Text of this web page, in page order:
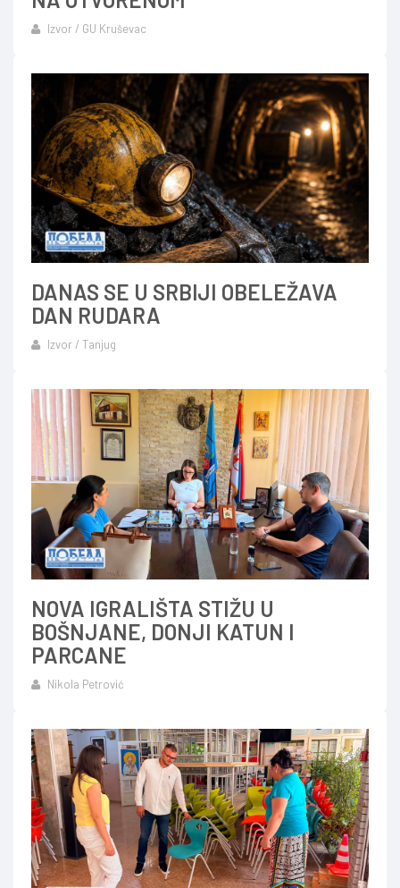
Izvor / GU Kruševac
DANAS SE U SRBIJI OBELEŽAVA
DAN RUDARA
Izvor / Tanjug
NOVA IGRALIŠTA STIŽU U
BOŠNJANE, DONJI KATUN I
PARCANE
Nikola Petrović